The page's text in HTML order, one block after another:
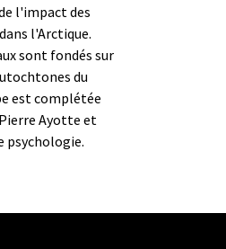
l'impact des
l'Arctique.
sont fondés sur
du
est complétée
Ayotte et
psychologie.